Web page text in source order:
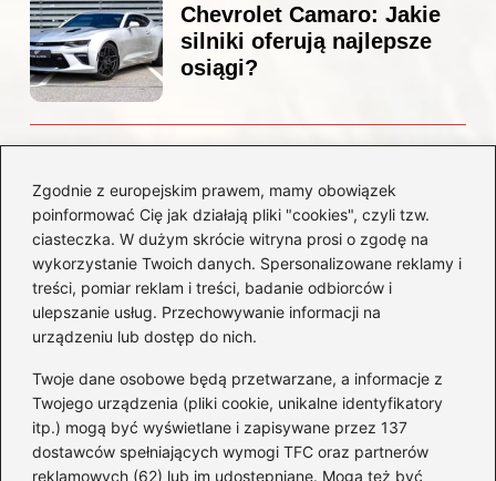
Zgodnie z europejskim prawem, mamy obowiązek
poinformować Cię jak działają pliki "cookies", czyli tzw.
ciasteczka. W dużym skrócie witryna prosi o zgodę na
wykorzystanie Twoich danych. Spersonalizowane reklamy i
treści, pomiar reklam i treści, badanie odbiorców i
ulepszanie usług. Przechowywanie informacji na
urządzeniu lub dostęp do nich.
Twoje dane osobowe będą przetwarzane, a informacje z
Twojego urządzenia (pliki cookie, unikalne identyfikatory
itp.) mogą być wyświetlane i zapisywane przez 137
dostawców spełniających wymogi TFC oraz partnerów
reklamowych (62) lub im udostępniane. Mogą też być
Chevrolet Camaro: Jakie
silniki oferują najlepsze
osiągi?
Odkryj przyczyny i
rozwiązania dla Twojego
silnika
Kategorie
Akumulatory (85)
Benzyna i Diesel (80)
Motocykle(50)
Opony(77)